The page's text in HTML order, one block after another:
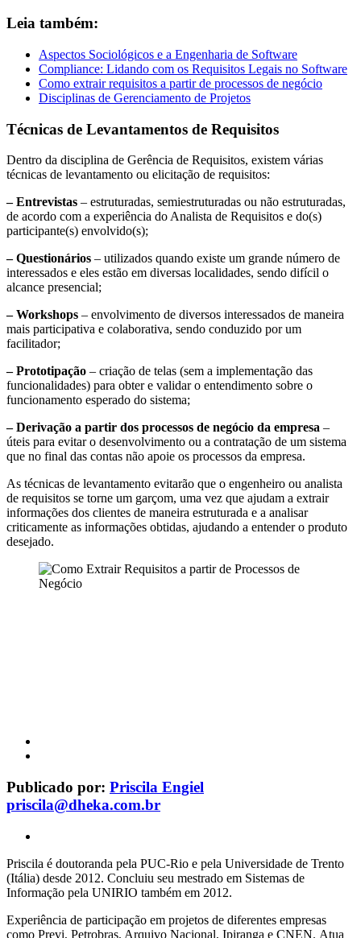
Leia também:
Aspectos Sociológicos e a Engenharia de Software
Compliance: Lidando com os Requisitos Legais no Software
Como extrair requisitos a partir de processos de negócio
Disciplinas de Gerenciamento de Projetos
Técnicas de Levantamentos de Requisitos
Dentro da disciplina de Gerência de Requisitos, existem várias
técnicas de levantamento ou elicitação de requisitos:
– Entrevistas – estruturadas, semiestruturadas ou não estruturadas,
de acordo com a experiência do Analista de Requisitos e do(s)
participante(s) envolvido(s);
– Questionários – utilizados quando existe um grande número de
interessados e eles estão em diversas localidades, sendo difícil o
alcance presencial;
– Workshops – envolvimento de diversos interessados de maneira
mais participativa e colaborativa, sendo conduzido por um
facilitador;
– Prototipação – criação de telas (sem a implementação das
funcionalidades) para obter e validar o entendimento sobre o
funcionamento esperado do sistema;
– Derivação a partir dos processos de negócio da empresa –
úteis para evitar o desenvolvimento ou a contratação de um sistema
que no final das contas não apoie os processos da empresa.
As técnicas de levantamento evitarão que o engenheiro ou analista
de requisitos se torne um garçom, uma vez que ajudam a extrair
informações dos clientes de maneira estruturada e a analisar
criticamente as informações obtidas, ajudando a entender o produto
desejado.
Publicado por: Priscila Engiel
priscila@dheka.com.br
Priscila é doutoranda pela PUC-Rio e pela Universidade de Trento
(Itália) desde 2012. Concluiu seu mestrado em Sistemas de
Informação pela UNIRIO também em 2012.
Experiência de participação em projetos de diferentes empresas
como Previ, Petrobras, Arquivo Nacional, Ipiranga e CNEN. Atua